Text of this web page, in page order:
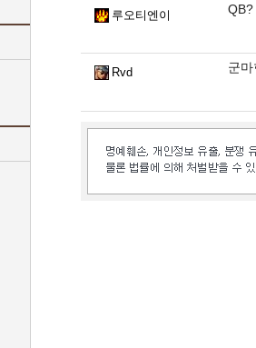
루오티엔이 QB?
Rvd 군